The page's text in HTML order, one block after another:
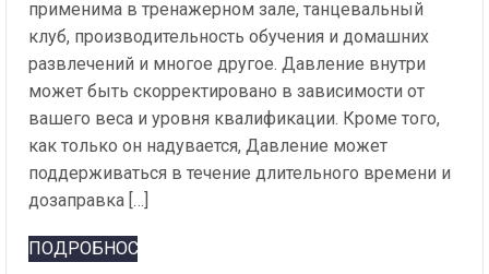
применима в тренажерном зале, танцевальный
клуб, производительность обучения и домашних
развлечений и многое другое. Давление внутри
может быть скорректировано в зависимости от
вашего веса и уровня квалификации. Кроме того,
как только он надувается, Давление может
поддерживаться в течение длительного времени и
дозаправка […]
ПОДРОБНОСТИ